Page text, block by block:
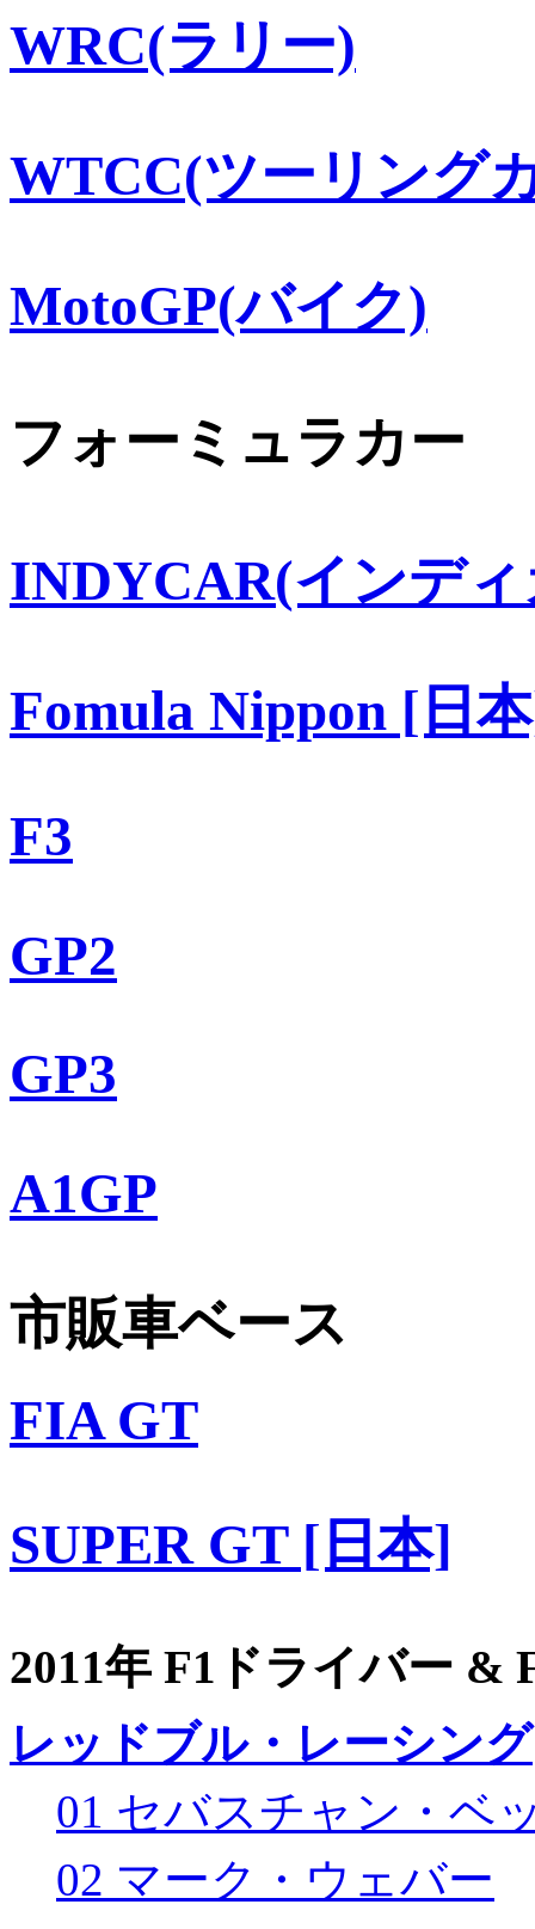
WRC(ラリー)
WTCC(ツーリング
MotoGP(バイク)
フォーミュラカー
INDYCAR(インデ
Fomula Nippon [日
F3
GP2
GP3
A1GP
市販車ベース
FIA GT
SUPER GT [日本]
2011年 F1ドライバー &
レッドブル・レーシング
01 セバスチャン・ベ
02 マーク・ウェバー